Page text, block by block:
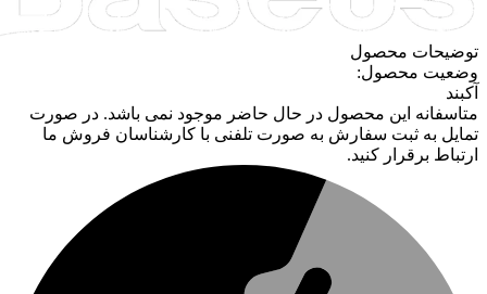
توضیحات محصول
وضعیت محصول:
آکبند
متاسفانه این محصول در حال حاضر موجود نمی باشد. در صورت
تمایل به ثبت سفارش به صورت تلفنی با کارشناسان فروش ما
ارتباط برقرار کنید.